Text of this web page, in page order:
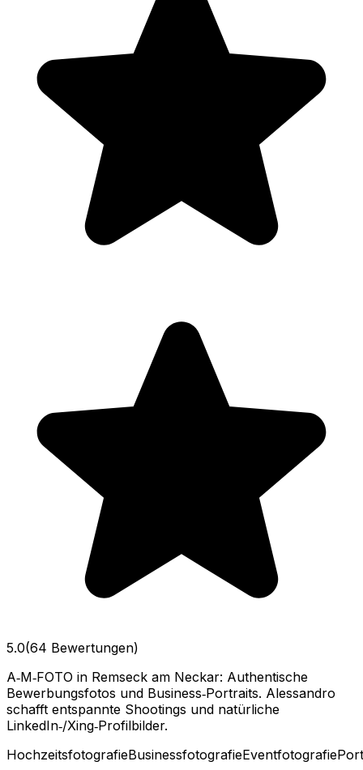
5.0(64 Bewertungen)
A‑M‑FOTO in Remseck am Neckar: Authentische
Bewerbungsfotos und Business‑Portraits. Alessandro
schafft entspannte Shootings und natürliche
LinkedIn‑/Xing‑Profilbilder.
HochzeitsfotografieBusinessfotografieEventfotografie